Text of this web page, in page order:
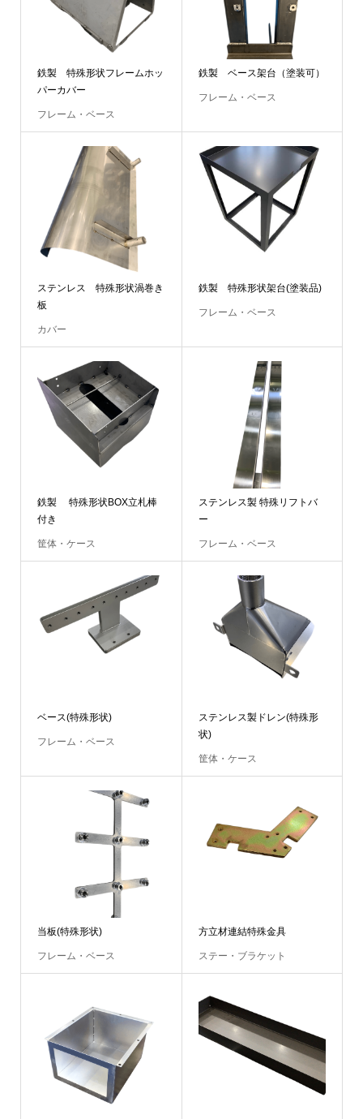
鉄製 特殊形状フレームホッ
パーカバー
フレーム・ベース
鉄製 ベース架台（塗装可）
フレーム・ベース
ステンレス 特殊形状渦巻き
板
カバー
鉄製 特殊形状架台(塗装品)
フレーム・ベース
鉄製 特殊形状BOX立札棒
付き
筐体・ケース
ステンレス製 特殊リフトバ
ー
フレーム・ベース
ベース(特殊形状)
フレーム・ベース
ステンレス製ドレン(特殊形
状)
筐体・ケース
当板(特殊形状)
フレーム・ベース
方立材連結特殊金具
ステー・ブラケット